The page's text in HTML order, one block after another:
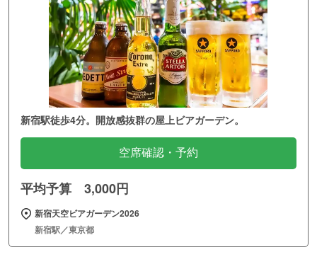
新宿駅徒歩4分。開放感抜群の屋上ビアガーデン。
空席確認・予約
平均予算 3,000円
新宿天空ビアガーデン2026
新宿駅／東京都